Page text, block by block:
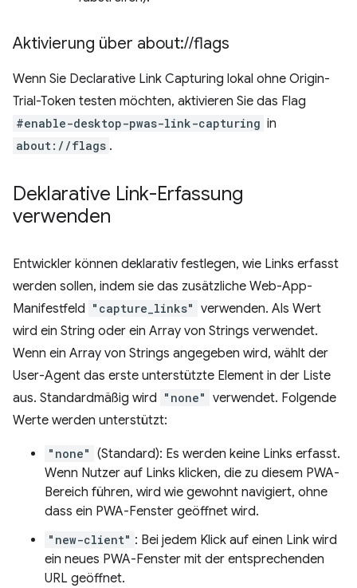
Aktivierung über about://flags
Wenn Sie Declarative Link Capturing lokal ohne Origin-
Trial-Token testen möchten, aktivieren Sie das Flag
#enable-desktop-pwas-link-capturing in
about://flags .
Deklarative Link-Erfassung
verwenden
Entwickler können deklarativ festlegen, wie Links erfasst
werden sollen, indem sie das zusätzliche Web-App-
Manifestfeld "capture_links" verwenden. Als Wert
wird ein String oder ein Array von Strings verwendet.
Wenn ein Array von Strings angegeben wird, wählt der
User-Agent das erste unterstützte Element in der Liste
aus. Standardmäßig wird "none" verwendet. Folgende
Werte werden unterstützt:
"none" (Standard): Es werden keine Links erfasst.
Wenn Nutzer auf Links klicken, die zu diesem PWA-
Bereich führen, wird wie gewohnt navigiert, ohne
dass ein PWA-Fenster geöffnet wird.
"new-client" : Bei jedem Klick auf einen Link wird
ein neues PWA-Fenster mit der entsprechenden
URL geöffnet.